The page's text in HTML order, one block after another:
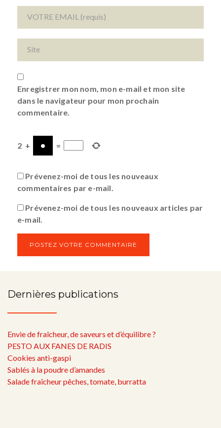
Enregistrer mon nom, mon e-mail et mon site
dans le navigateur pour mon prochain
commentaire.
2 + =
Prévenez-moi de tous les nouveaux
commentaires par e-mail.
Prévenez-moi de tous les nouveaux articles par
e-mail.
Dernières publications
Envie de fraîcheur, de saveurs et d’équilibre ?
PESTO AUX FANES DE RADIS
Cookies anti-gaspi
Sablés à la poudre d’amandes
Salade fraîcheur pêches, tomate, burratta